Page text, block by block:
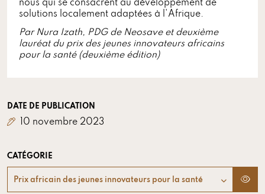
nous qui se consacrent au développement de
solutions localement adaptées à l'Afrique.
Par Nura Izath, PDG de Neosave et deuxième
lauréat du prix des jeunes innovateurs africains
pour la santé (deuxième édition)
DATE DE PUBLICATION
10 novembre 2023
CATÉGORIE
Prix africain des jeunes innovateurs pour la santé